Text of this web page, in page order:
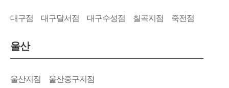
대구점 대구달서점 대구수성점 칠곡지점 죽전점
울산
울산지점 울산중구지점